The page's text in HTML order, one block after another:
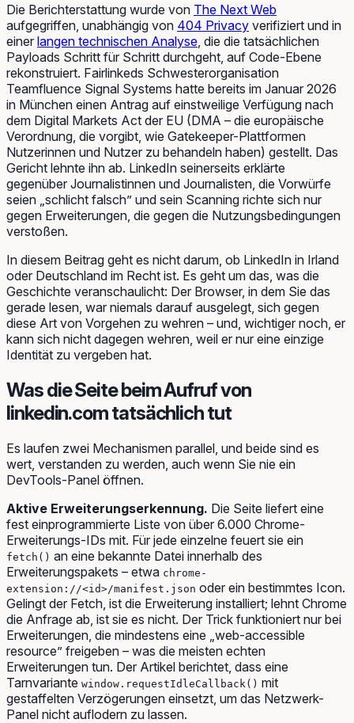
Die Berichterstattung wurde von The Next Web
aufgegriffen, unabhängig von 404 Privacy verifiziert und in
einer langen technischen Analyse , die die tatsächlichen
Payloads Schritt für Schritt durchgeht, auf Code-Ebene
rekonstruiert. Fairlinkeds Schwesterorganisation
Teamfluence Signal Systems hatte bereits im Januar 2026
in München einen Antrag auf einstweilige Verfügung nach
dem Digital Markets Act der EU (DMA – die europäische
Verordnung, die vorgibt, wie Gatekeeper-Plattformen
Nutzerinnen und Nutzer zu behandeln haben) gestellt. Das
Gericht lehnte ihn ab. LinkedIn seinerseits erklärte
gegenüber Journalistinnen und Journalisten, die Vorwürfe
seien „schlicht falsch” und sein Scanning richte sich nur
gegen Erweiterungen, die gegen die Nutzungsbedingungen
verstoßen.
In diesem Beitrag geht es nicht darum, ob LinkedIn in Irland
oder Deutschland im Recht ist. Es geht um das, was die
Geschichte veranschaulicht: Der Browser, in dem Sie das
gerade lesen, war niemals darauf ausgelegt, sich gegen
diese Art von Vorgehen zu wehren – und, wichtiger noch, er
kann sich nicht dagegen wehren, weil er nur eine einzige
Identität zu vergeben hat.
Was die Seite beim Aufruf von
linkedin.com tatsächlich tut
Es laufen zwei Mechanismen parallel, und beide sind es
wert, verstanden zu werden, auch wenn Sie nie ein
DevTools-Panel öffnen.
Aktive Erweiterungserkennung. Die Seite liefert eine
fest einprogrammierte Liste von über 6.000 Chrome-
Erweiterungs-IDs mit. Für jede einzelne feuert sie ein
fetch() an eine bekannte Datei innerhalb des
Erweiterungspakets – etwa chrome-
extension://<id>/manifest.json oder ein bestimmtes Icon.
Gelingt der Fetch, ist die Erweiterung installiert; lehnt Chrome
die Anfrage ab, ist sie es nicht. Der Trick funktioniert nur bei
Erweiterungen, die mindestens eine „web-accessible
resource” freigeben – was die meisten echten
Erweiterungen tun. Der Artikel berichtet, dass eine
Tarnvariante window.requestIdleCallback() mit
gestaffelten Verzögerungen einsetzt, um das Netzwerk-
Panel nicht auflodern zu lassen.